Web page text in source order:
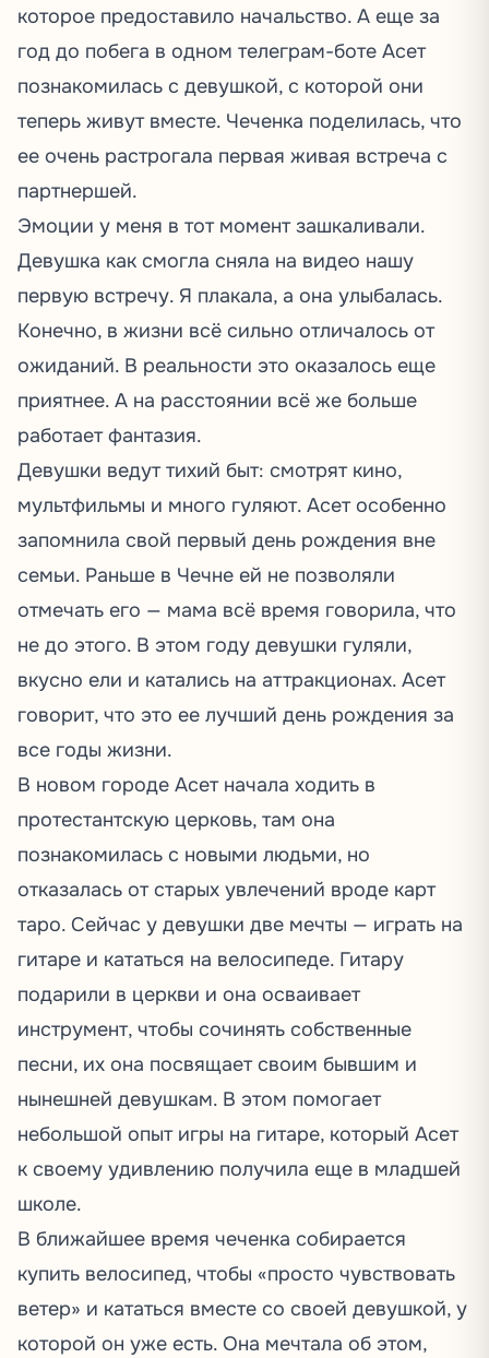
которое предоставило начальство. А еще за
год до побега в одном телеграм-боте Асет
познакомилась с девушкой, с которой они
теперь живут вместе. Чеченка поделилась, что
ее очень растрогала первая живая встреча с
партнершей.
Эмоции у меня в тот момент зашкаливали.
Девушка как смогла сняла на видео нашу
первую встречу. Я плакала, а она улыбалась.
Конечно, в жизни всё сильно отличалось от
ожиданий. В реальности это оказалось еще
приятнее. А на расстоянии всё же больше
работает фантазия.
Девушки ведут тихий быт: смотрят кино,
мультфильмы и много гуляют. Асет особенно
запомнила свой первый день рождения вне
семьи. Раньше в Чечне ей не позволяли
отмечать его — мама всё время говорила, что
не до этого. В этом году девушки гуляли,
вкусно ели и катались на аттракционах. Асет
говорит, что это ее лучший день рождения за
все годы жизни.
В новом городе Асет начала ходить в
протестантскую церковь, там она
познакомилась с новыми людьми, но
отказалась от старых увлечений вроде карт
таро. Сейчас у девушки две мечты — играть на
гитаре и кататься на велосипеде. Гитару
подарили в церкви и она осваивает
инструмент, чтобы сочинять собственные
песни, их она посвящает своим бывшим и
нынешней девушкам. В этом помогает
небольшой опыт игры на гитаре, который Асет
к своему удивлению получила еще в младшей
школе.
В ближайшее время чеченка собирается
купить велосипед, чтобы «просто чувствовать
ветер» и кататься вместе со своей девушкой, у
которой он уже есть. Она мечтала об этом,